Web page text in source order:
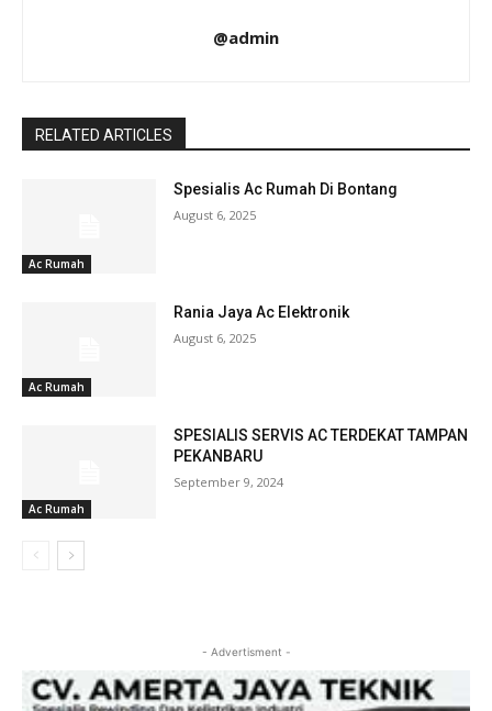
@admin
RELATED ARTICLES
Ac Rumah
Spesialis Ac Rumah Di Bontang
August 6, 2025
Ac Rumah
Rania Jaya Ac Elektronik
August 6, 2025
Ac Rumah
SPESIALIS SERVIS AC TERDEKAT TAMPAN
PEKANBARU
September 9, 2024
- Advertisment -